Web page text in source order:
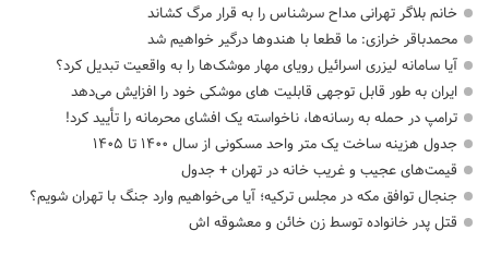
خانم بلاگر تهرانی مداح سرشناس را به قرار مرگ کشاند
محمدباقر خرازی: ما قطعا با هندوها درگیر خواهیم شد
آیا سامانه لیزری اسرائیل رویای مهار موشک‌ها را به واقعیت تبدیل کرد؟
ایران به طور قابل توجهی قابلیت های موشکی خود را افزایش می‌دهد
ترامپ در حمله‌ به رسانه‌ها، ناخواسته یک افشای محرمانه را تأیید کرد!
جدول هزینه ساخت یک متر واحد مسکونی از سال ۱۴۰۰ تا ۱۴۰۵
قیمت‌های عجیب و غریب خانه در تهران + جدول
جنجال توافق مکه در مجلس ترکیه؛ آیا می‌خواهیم وارد جنگ با تهران شویم؟
قتل پدر خانواده توسط زن خائن و معشوقه اش